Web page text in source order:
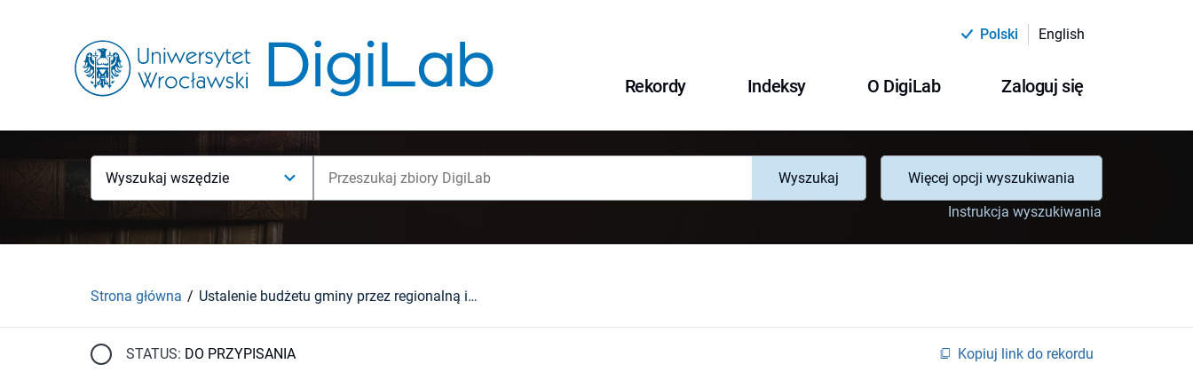
Polski English
Rekordy Indeksy O DigiLab Zaloguj się
Wyszukaj wszędzie Wyszukaj
Więcej opcji wyszukiwania
Instrukcja wyszukiwania
Strona główna Ustalenie budżetu gminy przez regionalną izbę obrachunkową
STATUS: DO PRZYPISANIA Kopiuj link do rekordu